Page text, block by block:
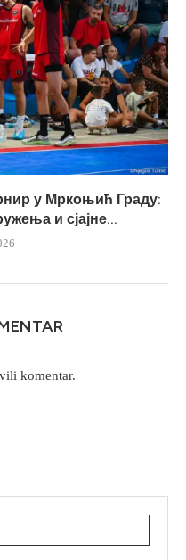
у Мркоњић Граду:
и сјајне...
komentar.